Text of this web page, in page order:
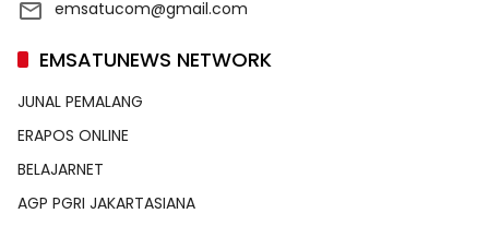
emsatucom@gmail.com
EMSATUNEWS NETWORK
JUNAL PEMALANG
ERAPOS ONLINE
BELAJARNET
AGP PGRI JAKARTASIANA